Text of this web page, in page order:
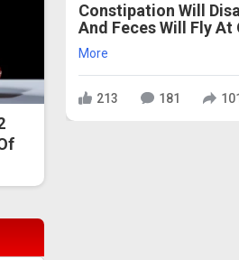
Constipation Will
And Feces Will Fly At
More
213 181